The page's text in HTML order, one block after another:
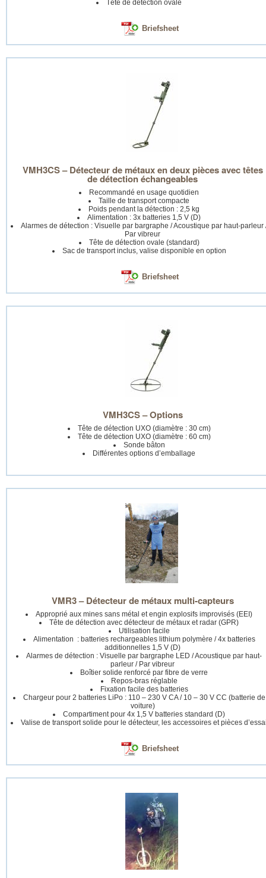
Tête de détection ovale
Briefsheet
VMH3CS – Détecteur de métaux en deux pièces avec têtes
de détection échangeables
Recommandé en usage quotidien
Taille de transport compacte
Poids pendant la détection : 2,5 kg
Alimentation : 3x batteries 1,5 V (D)
Alarmes de détection : Visuelle par bargraphe / Acoustique par haut-parleur
Par vibreur
Tête de détection ovale (standard)
Sac de transport inclus, valise disponible en option
Briefsheet
VMH3CS – Options
Tête de détection UXO (diamètre : 30 cm)
Tête de détection UXO (diamètre : 60 cm)
Sonde bâton
Différentes options d’emballage
VMR3 – Détecteur de métaux multi-capteurs
Approprié aux mines sans métal et engin explosifs improvisés (EEI)
Tête de détection avec détecteur de métaux et radar (GPR)
Utilisation facile
Alimentation : batteries rechargeables lithium polymère / 4x batteries
additionnelles 1,5 V (D)
Alarmes de détection : Visuelle par bargraphe LED / Acoustique par haut-
parleur / Par vibreur
Boîtier solide renforcé par fibre de verre
Repos-bras réglable
Fixation facile des batteries
Chargeur pour 2 batteries LiPo : 110 – 230 V CA / 10 – 30 V CC (batterie de
voiture)
Compartiment pour 4x 1,5 V batteries standard (D)
Valise de transport solide pour le détecteur, les accessoires et pièces
Briefsheet